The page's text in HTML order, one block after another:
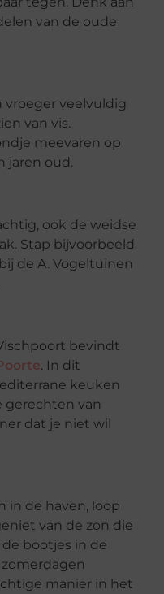
van de oude
veelvuldig
van vis.
meevaren op
jaren oud.
ook de weidse
Stap bijvoorbeeld
de A. Vogeltuinen
bevindt
. In dit
keuken
gerechten van
dat je niet wil
in de haven, loop
van de zon die
bootjes in de
manier in het